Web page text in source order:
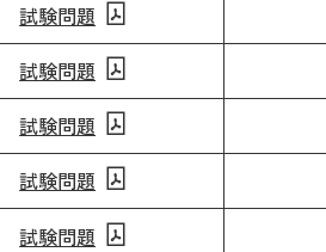
試験問題
試験問題
試験問題
試験問題
試験問題